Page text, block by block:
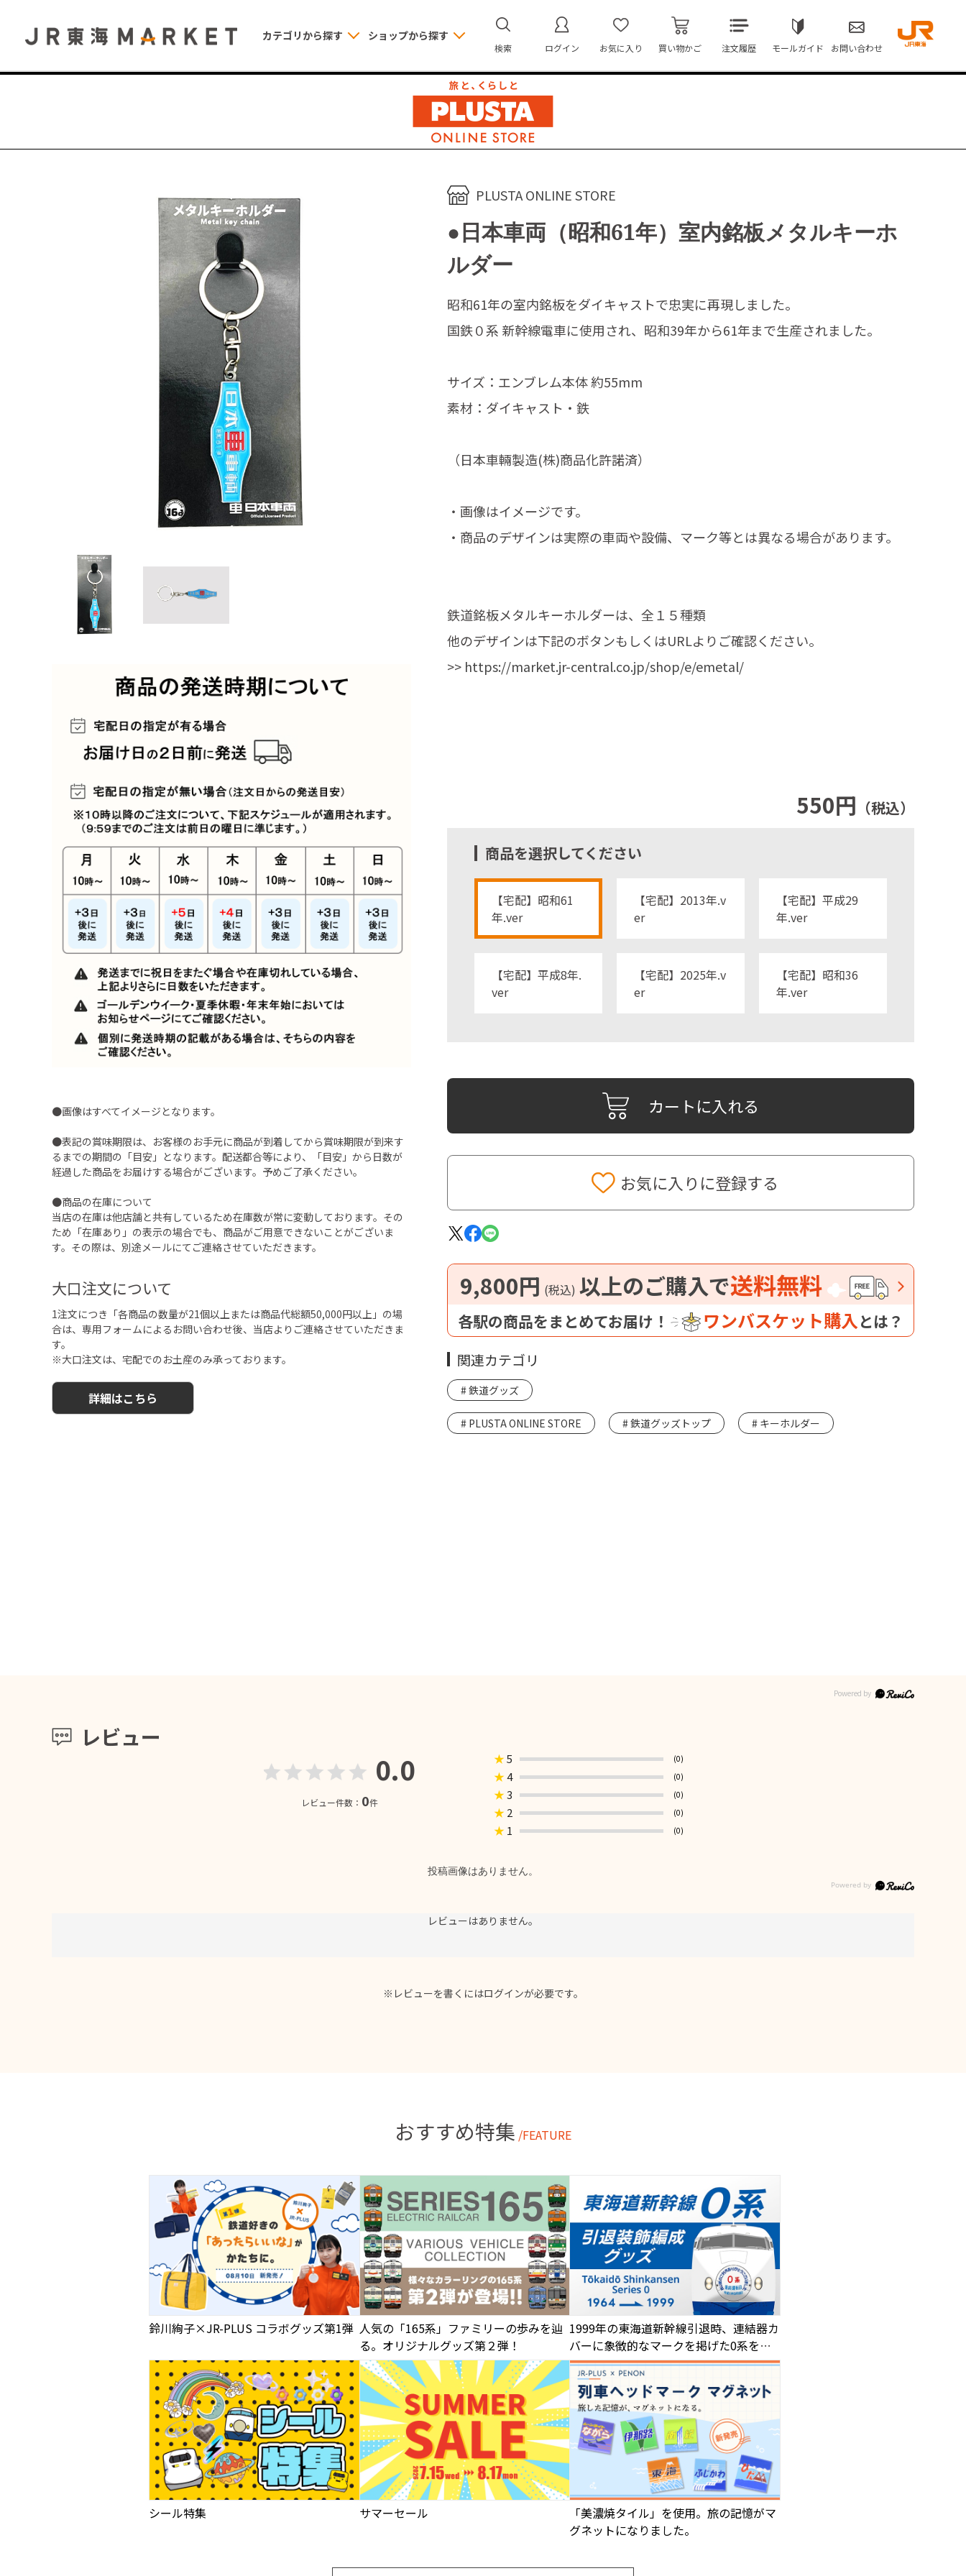
カテゴリから探す ショップから探す
検索 ログイン お気に入り 買い物かご 注文履歴 モールガイド お問い合わせ
●画像はすべてイメージとなります。
●表記の賞味期限は、お客様のお手元に商品が到着してから賞味期限が到来す
るまでの期間の「目安」となります。配送都合等により、「目安」から日数が
経過した商品をお届けする場合がございます。予めご了承ください。
●商品の在庫について
当店の在庫は他店舗と共有しているため在庫数が常に変動しております。その
ため「在庫あり」の表示の場合でも、商品がご用意できないことがございま
す。その際は、別途メールにてご連絡させていただきます。
大口注文について
1注文につき「各商品の数量が21個以上または商品代総額50,000円以上」の場
合は、専用フォームによるお問い合わせ後、当店よりご連絡させていただきま
す。
※大口注文は、宅配でのお土産のみ承っております。
詳細はこちら
PLUSTA ONLINE STORE
●日本車両（昭和61年）室内銘板メタルキーホ
ルダー
550円 （税込）
商品を選択してください
【宅配】昭和61
年.ver
【宅配】2013年.v
er
【宅配】平成29
年.ver
【宅配】平成8年.
ver
【宅配】2025年.v
er
【宅配】昭和36
年.ver
カートに入れる
お気に入りに登録する
昭和61年の室内銘板をダイキャストで忠実に再現しました。
国鉄０系 新幹線電車に使用され、昭和39年から61年まで生産されました。
サイズ：エンブレム本体 約55mm
素材：ダイキャスト・鉄
（日本車輛製造(株)商品化許諾済）
・画像はイメージです。
・商品のデザインは実際の車両や設備、マーク等とは異なる場合があります。
鉄道銘板メタルキーホルダーは、全１５種類
他のデザインは下記のボタンもしくはURLよりご確認ください。
>> https://market.jr-central.co.jp/shop/e/emetal/
9,800円 (税込) 以上のご購入で送料無料
各駅の商品をまとめてお届け！ ワンバスケット購入とは？
関連カテゴリ
鉄道グッズ
PLUSTA ONLINE STORE 鉄道グッズトップ キーホルダー
レビュー
0.0
レビュー件数： 0件
★5 (0)
★4 (0)
★3 (0)
★ 2 (0)
★ 1 (0)
投稿画像はありません。
レビューはありません。
※レビューを書くにはログインが必要です。
おすすめ特集 /FEATURE
鈴川絢子×JR-PLUS コラボグッズ第1弾 人気の「165系」ファミリーの歩みを辿
る。オリジナルグッズ第２弾！
1999年の東海道新幹線引退時、連結器カ
バーに象徴的なマークを掲げた0系をデ
ザイン！
シール特集 サマーセール
「美濃焼タイル」を使用。旅の記憶がマ
グネットになりました。